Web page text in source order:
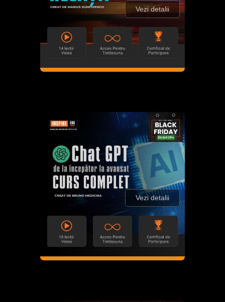
Vezi detalii
Vezi detalii